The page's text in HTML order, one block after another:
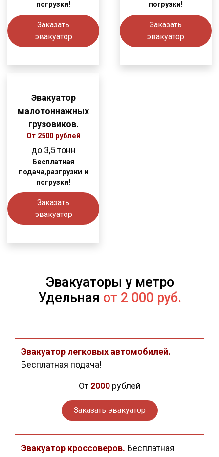
погрузки!
Заказать
эвакуатор
погрузки!
Заказать
эвакуатор
Эвакуатор
малотоннажных
грузовиков.
От 2500 рублей
до 3,5тонн
Бесплатная
подача,разгрузки и
погрузки!
Заказать
эвакуатор
Эвакуаторы у метро
Удельная от 2 000 руб.
Эвакуатор легковых автомобилей.
Бесплатная подача!
От 2000рублей
Заказать эвакуатор
Эвакуатор кроссоверов. Бесплатная